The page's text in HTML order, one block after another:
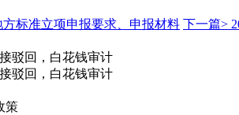
标准立项申报要求、申报材料 下一篇>
驳回，白花钱审计
驳回，白花钱审计
策